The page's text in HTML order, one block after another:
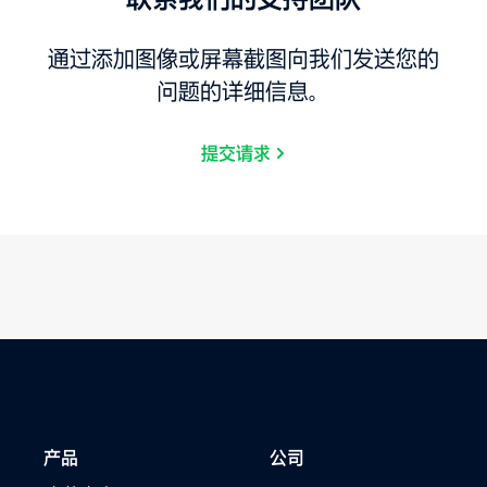
通过添加图像或屏幕截图向我们发送您的
问题的详细信息。
提交请求
产品
公司